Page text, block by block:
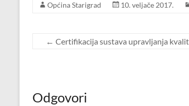
Općina Starigrad 10. veljače 2017.
← Certifikacija sustava upravljanja
Odgovori